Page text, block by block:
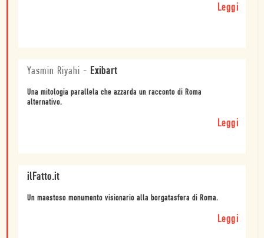
Leggi
Yasmin Riyahi - Exibart
Una mitologia parallela che azzarda un racconto di Roma
alternativo.
Leggi
ilFatto.it
Un maestoso monumento visionario alla borgatasfera di Roma.
Leggi